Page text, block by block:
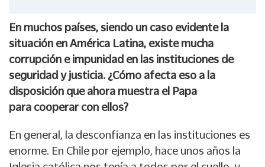
En muchos países, siendo un caso evidente la
situación en América Latina, existe mucha
corrupción e impunidad en las instituciones de
seguridad y justicia. ¿Cómo afecta eso a la
disposición que ahora muestra el Papa
para cooperar con ellos?
En general, la desconfianza en las instituciones es
enorme. En Chile por ejemplo, hace unos años la